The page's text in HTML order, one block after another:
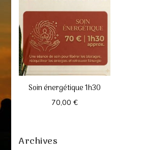
Soin énergétique 1h30
70,00 €
Archives